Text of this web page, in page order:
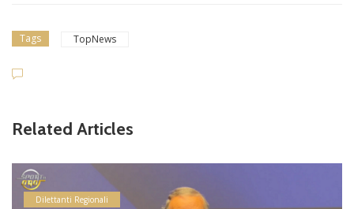
Tags TopNews
Related Articles
Dilettanti Regionali